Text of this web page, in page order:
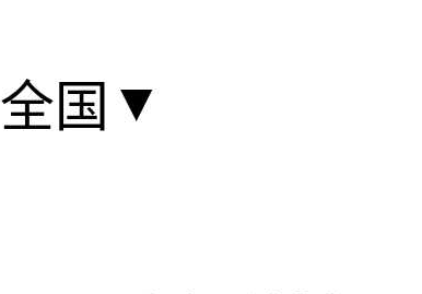
全国 ▼